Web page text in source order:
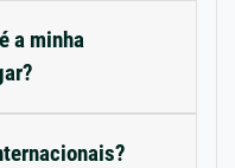
a minha